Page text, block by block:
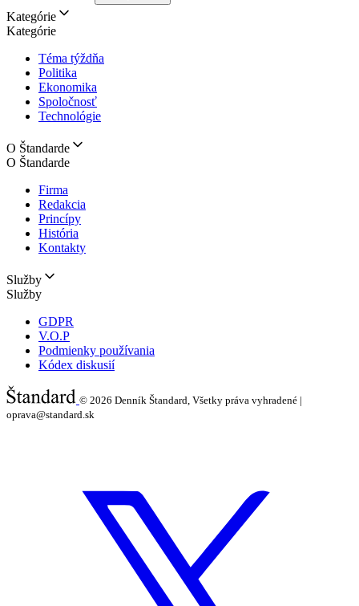
Kategórie
Kategórie
Téma týždňa
Politika
Ekonomika
Spoločnosť
Technológie
O Štandarde
O Štandarde
Firma
Redakcia
Princípy
História
Kontakty
Služby
Služby
GDPR
V.O.P
Podmienky používania
Kódex diskusií
© 2026 Denník Štandard, Všetky práva vyhradené |
oprava@standard.sk